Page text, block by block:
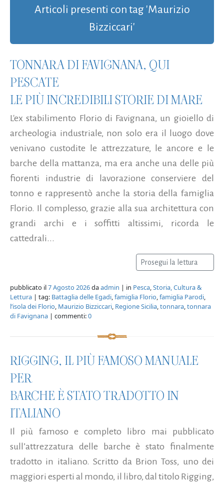
Articoli presenti con tag 'Maurizio
Bizziccari'
TONNARA DI FAVIGNANA, QUI
PESCATE
LE PIÙ INCREDIBILI STORIE DI MARE
L'ex stabilimento Florio di Favignana, un gioiello di
archeologia industriale, non solo era il luogo dove
venivano custodite le attrezzature, le ancore e le
barche della mattanza, ma era anche una delle più
fiorenti industrie di lavorazione conserviere del
tonno e rappresentò anche la storia della famiglia
Florio. Il complesso, grazie alla sua architettura con
grandi archi e i soffitti altissimi, ricorda le
cattedrali...
Prosegui la lettura
pubblicato il7 Agosto 2026daadmin | in Pesca,Storia, Cultura &
Lettura | tag: Battaglia delle Egadi,famiglia Florio,famiglia Parodi,
l’isola dei Florio, Maurizio Bizziccari, Regione Sicilia,tonnara,tonnara
di Favignana | commenti:0
RIGGING, IL PIÙ FAMOSO MANUALE
PER
BARCHE È STATO TRADOTTO IN
ITALIANO
Il più famoso e completo libro mai pubblicato
sull’attrezzatura delle barche è stato finalmente
tradotto in italiano. Scritto da Brion Toss, uno dei
maggiori esperti al mondo, il libro, dal titolo Rigging,